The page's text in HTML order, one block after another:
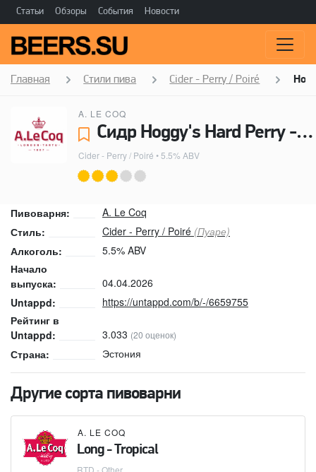
Статьи Обзоры События Новости
Главная Стили пива Cider - Perry / Poiré
A. LE COQ
Сидр Hoggy's Hard Perry - A. Le Coq
Cider - Perry / Poiré • 5.5% ABV
Пивоварня:
A. Le Coq
Стиль:
Cider - Perry / Poiré (Пуаре)
Алкоголь:
5.5% ABV
Начало
выпуска:
04.04.2026
Untappd:
https://untappd.com/b/-/6659755
Рейтинг в
Untappd:
3.033 (20 оценок)
Страна: Эстония
Другие сорта пивоварни
A. LE COQ
Long - Tropical
RTD - Other